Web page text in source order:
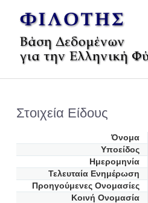
Στοιχεία Είδους
Όνομα
Υποείδος
Ημερομηνία
Τελευταία Ενημέρωση
Προηγούμενες Oνομασίες
Κοινή Ονομασία